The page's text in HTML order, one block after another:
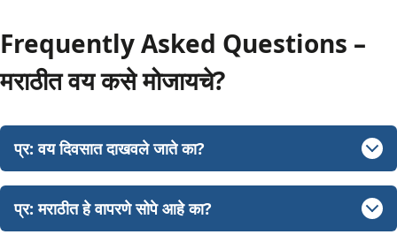
Frequently Asked Questions –
मराठीत वय कसे मोजायचे?
प्र: वय दिवसात दाखवले जाते का?
प्र: मराठीत हे वापरणे सोपे आहे का?